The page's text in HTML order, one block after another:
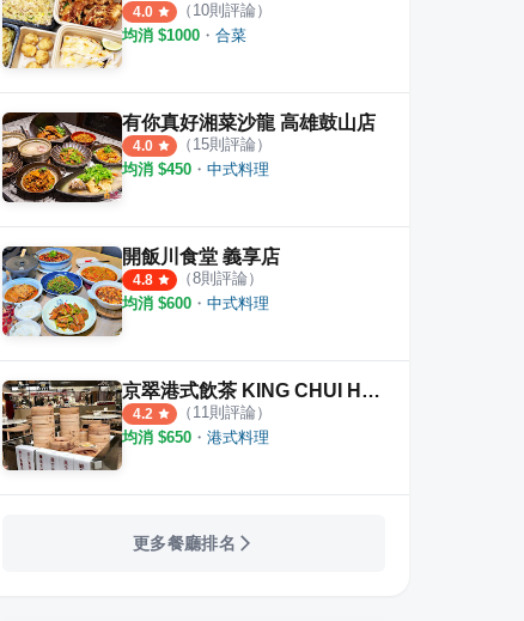
4.0 （ 10則評論）
均消 $1000 ・ 合菜
有你真好湘菜沙龍 高雄鼓山店
4.0 （ 15則評論）
均消 $450 ・ 中式料理
開飯川食堂 義享店
4.8 （8則評論）
均消 $600 ・ 中式料理
京翠港式飲茶 KING CHUI HONG KONG CAFÉ
4.2 （ 11則評論）
均消 $650 ・ 港式料理
更多餐廳排名